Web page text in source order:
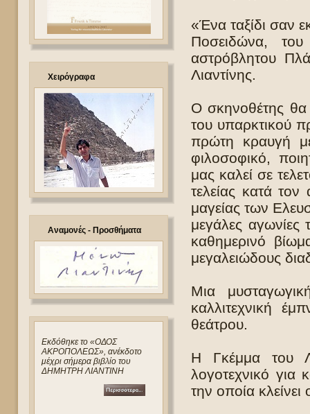
Χειρόγραφα
Αναμονές - Προσθήματα
Eκδόθηκε το «ΟΔΟΣ
ΑΚΡΟΠΟΛΕΩΣ», ανέκδοτο
μέχρι σήμερα βιβλίο του
ΔΗΜΗΤΡΗ ΛΙΑΝΤΙΝΗ
«Ένα ταξίδι σαν
Ποσειδώνα,
αστρόβλητου
Λιαντίνης.
Ο σκηνοθέτης θα
του υπαρκτικού
πρώτη κραυγή
φιλοσοφικό,
μας καλεί σε
τελείας κατά
μαγείας των
μεγάλες
καθημερινό
μεγαλειώδους
Μια
καλλιτεχνική
θεάτρου.
Η Γκέμμα του
λογοτεχνικό για
την οποία